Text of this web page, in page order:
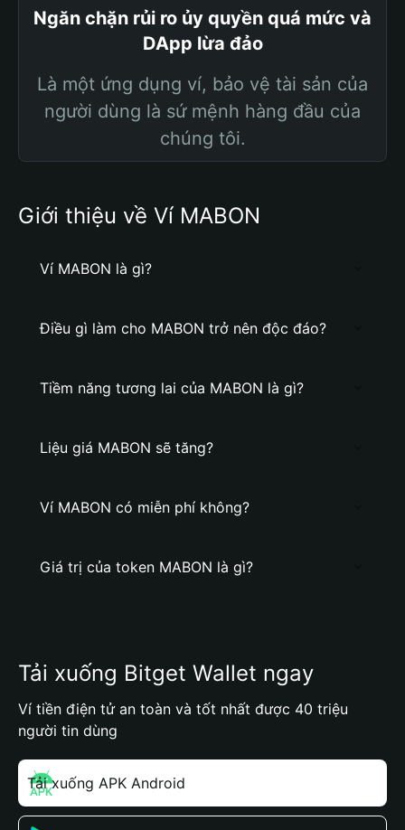
Ngăn chặn rủi ro ủy quyền quá mức và
DApp lừa đảo
Là một ứng dụng ví, bảo vệ tài sản của
người dùng là sứ mệnh hàng đầu của
chúng tôi.
Giới thiệu về Ví MABON
Ví MABON là gì?
Điều gì làm cho MABON trở nên độc đáo?
Tiềm năng tương lai của MABON là gì?
Liệu giá MABON sẽ tăng?
Ví MABON có miễn phí không?
Giá trị của token MABON là gì?
Tải xuống Bitget Wallet ngay
Ví tiền điện tử an toàn và tốt nhất được 40 triệu
người tin dùng
Tải xuống APK Android